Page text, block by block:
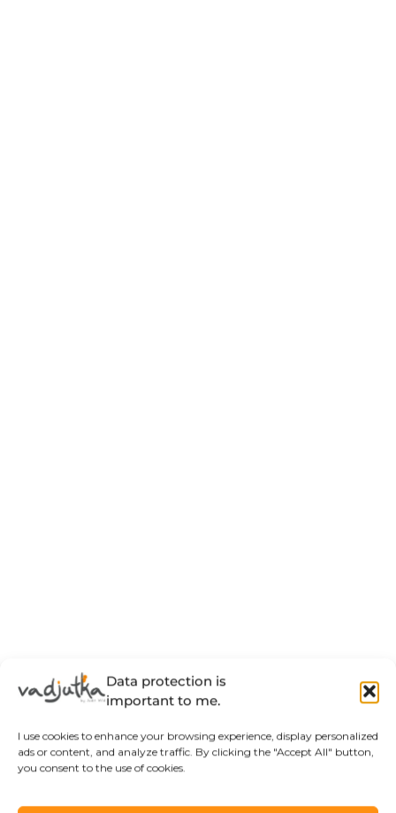
Data protection is
important to me.
I use cookies to enhance your browsing experience, display personalized
ads or content, and analyze traffic. By clicking the "Accept All" button,
you consent to the use of cookies.